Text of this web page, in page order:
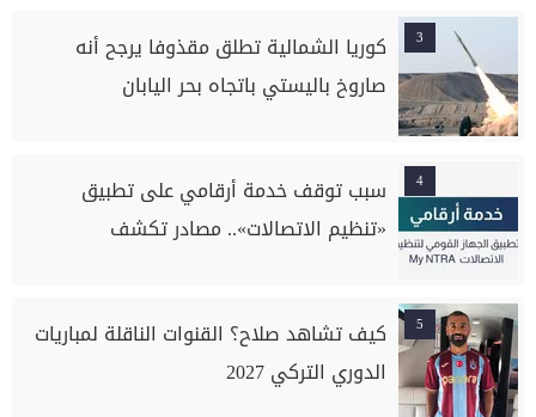
3
كوريا الشمالية تطلق مقذوفا يرجح أنه
صاروخ باليستي باتجاه بحر اليابان
4
سبب توقف خدمة أرقامي على تطبيق
«تنظيم الاتصالات».. مصادر تكشف
5
كيف تشاهد صلاح؟ القنوات الناقلة لمباريات
الدوري التركي 2027